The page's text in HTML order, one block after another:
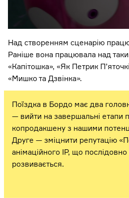
Над створенням сценарію
Раніше вона працювала над
«Капітошка», «Як Петрик
«Мишко та Дзвінка».
Поїздка в Бордо має два
— вийти на завершальні етапи
копродакшену з нашими
Друге — зміцнити репутацію
анімаційного IP, що
розвивається.